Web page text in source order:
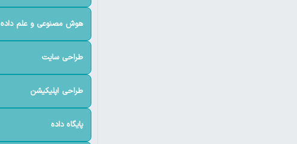
هوش مصنوعی و علم داده
طراحی سایت
طراحی اپلیکیشن
پایگاه داده